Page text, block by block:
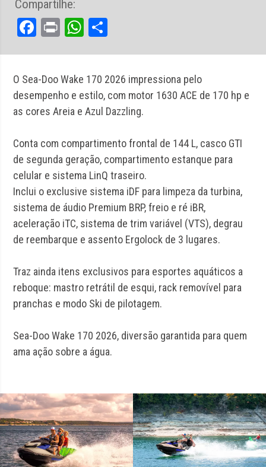
O Sea-Doo Wake 170 2026 impressiona pelo
desempenho e estilo, com motor 1630 ACE de 170 hp e
as cores Areia e Azul Dazzling.
Conta com compartimento frontal de 144 L, casco GTI
de segunda geração, compartimento estanque para
celular e sistema LinQ traseiro.
Inclui o exclusive sistema iDF para limpeza da turbina,
sistema de áudio Premium BRP, freio e ré iBR,
aceleração iTC, sistema de trim variável (VTS), degrau
de reembarque e assento Ergolock de 3 lugares.
Traz ainda itens exclusivos para esportes aquáticos a
reboque: mastro retrátil de esqui, rack removível para
pranchas e modo Ski de pilotagem.
Sea-Doo Wake 170 2026, diversão garantida para quem
ama ação sobre a água.
Compartilhe:
Facebook
PrintWhatsApp